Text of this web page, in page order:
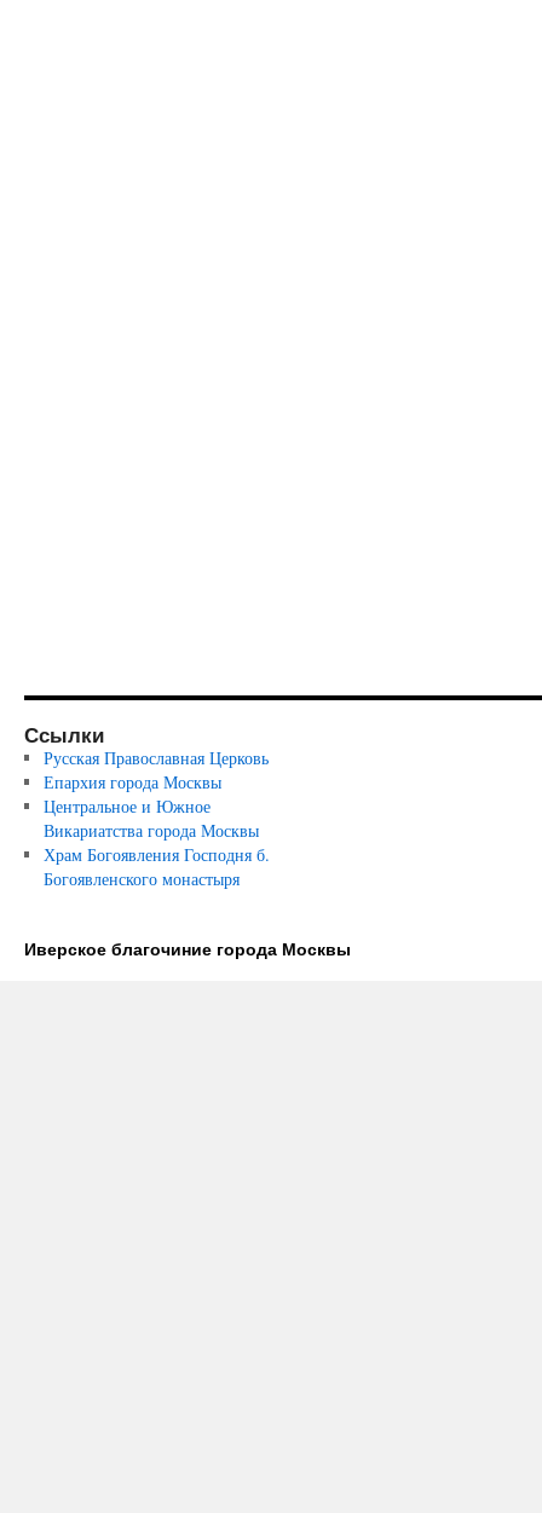
Ссылки
Русская Православная Церковь
Епархия города Москвы
Центральное и Южное
Викариатства города Москвы
Храм Богоявления Господня б.
Богоявленского монастыря
Иверское благочиние города Москвы